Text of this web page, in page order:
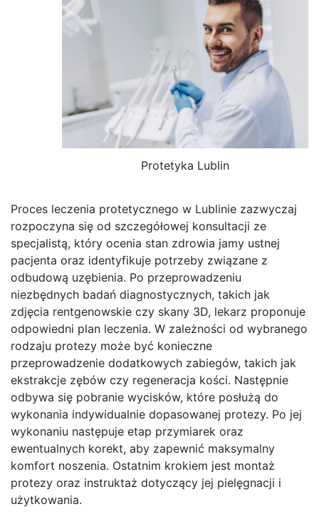
Protetyka Lublin
Proces leczenia protetycznego w Lublinie zazwyczaj
rozpoczyna się od szczegółowej konsultacji ze
specjalistą, który ocenia stan zdrowia jamy ustnej
pacjenta oraz identyfikuje potrzeby związane z
odbudową uzębienia. Po przeprowadzeniu
niezbędnych badań diagnostycznych, takich jak
zdjęcia rentgenowskie czy skany 3D, lekarz proponuje
odpowiedni plan leczenia. W zależności od wybranego
rodzaju protezy może być konieczne
przeprowadzenie dodatkowych zabiegów, takich jak
ekstrakcje zębów czy regeneracja kości. Następnie
odbywa się pobranie wycisków, które posłużą do
wykonania indywidualnie dopasowanej protezy. Po jej
wykonaniu następuje etap przymiarek oraz
ewentualnych korekt, aby zapewnić maksymalny
komfort noszenia. Ostatnim krokiem jest montaż
protezy oraz instruktaż dotyczący jej pielęgnacji i
użytkowania.